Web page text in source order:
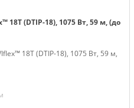
18T (DTIP-18), 1075 Вт, 59 м, (до
18T (DTIP-18), 1075 Вт, 59 м,